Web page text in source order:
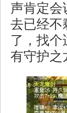
声肯定会
去已经不
了，找个
有守护之